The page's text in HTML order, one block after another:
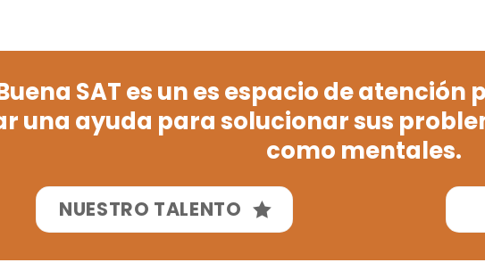
SAT es un es espacio de
una ayuda para solucionar sus
como mentales.
NUESTRO TALENTO